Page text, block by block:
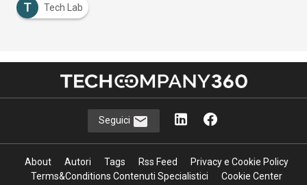
T Tech Lab
Seguici
About Autori Tags Rss Feed
Privacy e Cookie Policy
Terms&Conditions Contenuti Specialistici
Cookie Center